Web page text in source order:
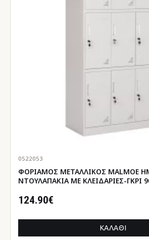
0522053
ΦΟΡΙΑΜΟΣ ΜΕΤΑΛΛΙΚΟΣ MALMOE
ΝΤΟΥΛΑΠΑΚΙΑ ΜΕ ΚΛΕΙΔΑΡΙΕΣ-ΓΚΡΙ
124.90€
ΚΑΛΆΘΙ